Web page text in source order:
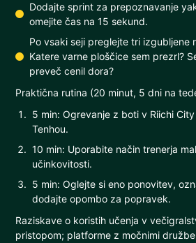
Dodajte sprint za prepoznavanje
omejite čas na 15 sekund.
Po vsaki seji preglejte tri izgubljene
Katere varne ploščice sem prezrl?
preveč cenil dora?
Praktična rutina (20 minut, 5 dni na
5 min: Ogrevanje z boti v Riichi
Tenhou.
10 min: Uporabite način trenerja
učinkovitosti.
5 min: Oglejte si eno ponovitev,
dodajte opombo za popravek.
Raziskave o koristih učenja v
pristopom; platforme z močnimi